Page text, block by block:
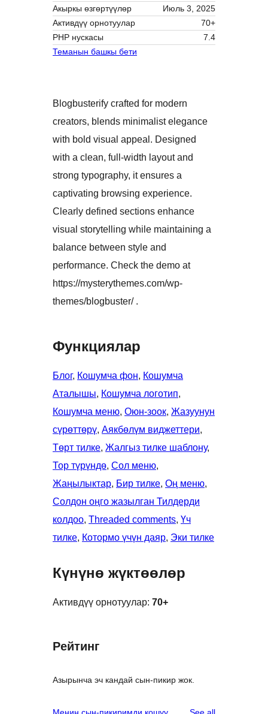
Акыркы өзгөртүүлөр
Июль 3, 2025
Активдүү орнотуулар
70+
PHP нускасы
7.4
Теманын башкы бети
Blogbusterify crafted for modern
creators, blends minimalist elegance
with bold visual appeal. Designed
with a clean, full-width layout and
strong typography, it ensures a
captivating browsing experience.
Clearly defined sections enhance
visual storytelling while maintaining a
balance between style and
performance. Check the demo at
https://mysterythemes.com/wp-
themes/blogbuster/ .
Функциялар
Блог, Кошумча фон, Кошумча
Аталышы, Кошумча логотип
Кошумча меню, Оюн-зоок, Жазуунун
сүрөттөрү, Аякбөлүм виджеттери
Төрт тилке, Жалгыз тилке шаблону
Тор түрүндө, Сол меню
Жаңылыктар, Бир тилке, Оң меню
Солдон оңго жазылган Тилдерди
колдоо, Threaded comments, Үч
тилке, Котормо үчүн даяр, Эки тилке
Күнүнө жүктөөлөр
Активдүү орнотуулар: 70+
Рейтинг
Азырынча эч кандай сын-пикир жок.
Менин сын-пикиримди кошуу See allreviews